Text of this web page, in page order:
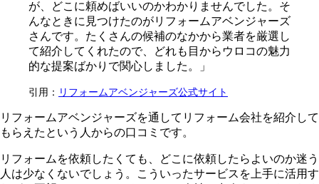
が、どこに頼めばいいのかわかりませんでした。そ
んなときに見つけたのがリフォームアベンジャーズ
さんです。たくさんの候補のなかから業者を厳選し
て紹介してくれたので、どれも目からウロコの魅力
的な提案ばかりで関心しました。」
引用： リフォームアベンジャーズ公式サイト
リフォームアベンジャーズを通してリフォーム会社を紹介して
もらえたという人からの口コミです。
リフォームを依頼したくても、どこに依頼したらよいのか迷う
人は少なくないでしょう。こういったサービスを上手に活用す